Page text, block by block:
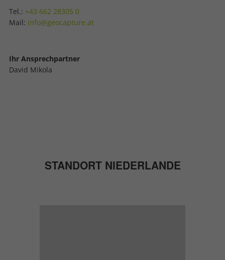
Tel.: +43 662 28305 0
Mail: info@geocapture.at
Ihr Ansprechpartner
David Mikola
STANDORT NIEDERLANDE